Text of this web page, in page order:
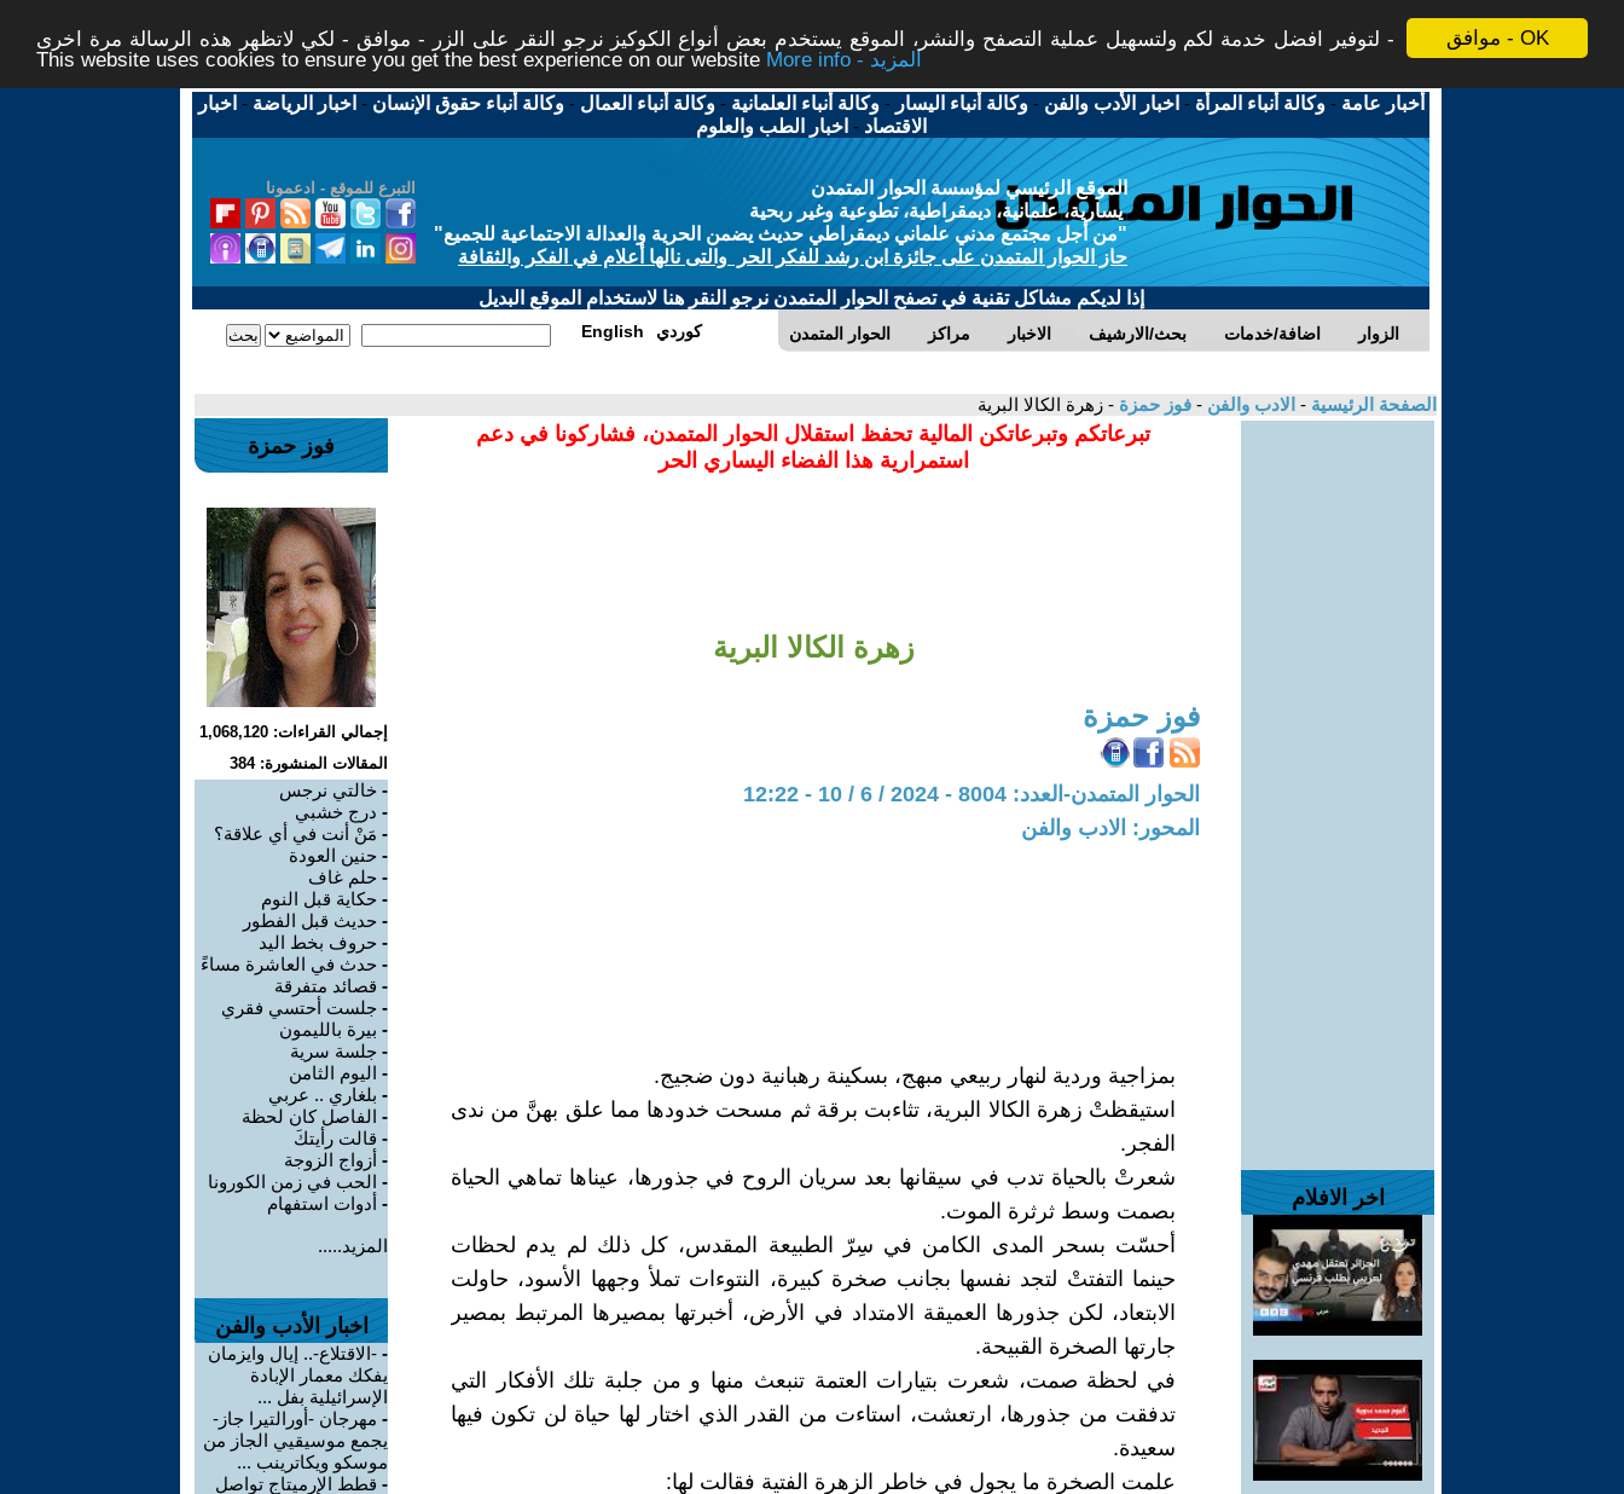
موافق - OK
لتوفير افضل خدمة لكم ولتسهيل عملية التصفح والنشر، الموقع يستخدم بعض أنواع الكوكيز نرجو النقر على الزر - موافق - لكي لاتظهر هذه الرسالة مرة اخرى -
This website uses cookies to ensure you get the best experience on our website
More info - المزيد
أخبار عامة -وكالة أنباء المرأة - اخبار الأدب والفن -وكالة أنباء اليسار -وكالة أنباء العلمانية -وكالة أنباء العمال -وكالة أنباء حقوق الإنسان - اخبار الرياضة - اخبار
الاقتصاد - اخبار الطب والعلوم
التبرع للموقع - ادعمونا
الموقع الرئيسي لمؤسسة الحوار المتمدن
يسارية، علمانية، ديمقراطية، تطوعية وغير ربحية
"من أجل مجتمع مدني علماني ديمقراطي حديث يضمن الحرية والعدالة الاجتماعية للجميع"
حاز الحوار المتمدن على جائزة ابن رشد للفكر الحر والتى نالها أعلام في الفكر والثقافة
إذا لديكم مشاكل تقنية في تصفح الحوار المتمدن نرجو النقر هنا لاستخدام الموقع البديل
الحوار المتمدن مراكز الاخبار بحث/الارشيف اضافة/خدمات الزوار English كوردي
الصفحة الرئيسية - الادب والفن - فوز حمزة - زهرة الكالا البرية
اخر الافلام
تبرعاتكم وتبرعاتكن المالية تحفظ استقلال الحوار المتمدن، فشاركونا في دعم
استمرارية هذا الفضاء اليساري الحر
زهرة الكالا البرية
فوز حمزة
الحوار المتمدن-العدد: 8004 - 2024 / 6 / 10 - 12:22
المحور: الادب والفن
بمزاجية وردية لنهار ربيعي مبهج، بسكينة رهبانية دون ضجيج.
استيقظتْ زهرة الكالا البرية، تثاءبت برقة ثم مسحت خدودها مما علق بهنَّ من ندى
الفجر.
شعرتْ بالحياة تدب في سيقانها بعد سريان الروح في جذورها، عيناها تماهي الحياة
بصمت وسط ثرثرة الموت.
أحسّت بسحر المدى الكامن في سِرّ الطبيعة المقدس، كل ذلك لم يدم لحظات
حينما التفتتْ لتجد نفسها بجانب صخرة كبيرة، النتوءات تملأ وجهها الأسود، حاولت
الابتعاد، لكن جذورها العميقة الامتداد في الأرض، أخبرتها بمصيرها المرتبط بمصير
جارتها الصخرة القبيحة.
في لحظة صمت، شعرت بتيارات العتمة تنبعث منها و من جلبة تلك الأفكار التي
تدفقت من جذورها، ارتعشت، استاءت من القدر الذي اختار لها حياة لن تكون فيها
سعيدة.
علمت الصخرة ما يجول في خاطر الزهرة الفتية فقالت لها:
فوز حمزة
إجمالي القراءات: 1,068,120
المقالات المنشورة: 384
- خالتي نرجس
- درج خشبي
- مَنْ أنت في أي علاقة؟
- حنين العودة
- حلم غاف
- حكاية قبل النوم
- حديث قبل الفطور
- حروف بخط اليد
- حدث في العاشرة مساءً
- قصائد متفرقة
- جلست أحتسي فقري
- بيرة بالليمون
- جلسة سرية
- اليوم الثامن
- بلغاري .. عربي
- الفاصل كان لحظة
- قالت رأيتكَ
- أزواج الزوجة
- الحب في زمن الكورونا
- أدوات استفهام
المزيد.....
اخبار الأدب والفن
- -الاقتلاع-.. إيال وايزمان
يفكك معمار الإبادة
الإسرائيلية بفل ...
- مهرجان -أورالتيرا جاز-
يجمع موسيقيي الجاز من
موسكو ويكاترينب ...
- قطط الإرميتاج تواصل